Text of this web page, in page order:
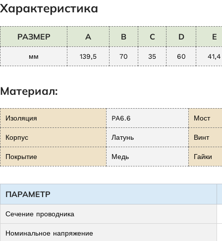
Характеристика
РАЗМЕР A B C D E
мм 139,5 70 35 60 41,4
Материал:
Изоляция PA6.6 Мост
Корпус Латунь Винт
Покрытие Медь Гайки
ПАРАМЕТР
Сечение проводника
Номинальное напряжение